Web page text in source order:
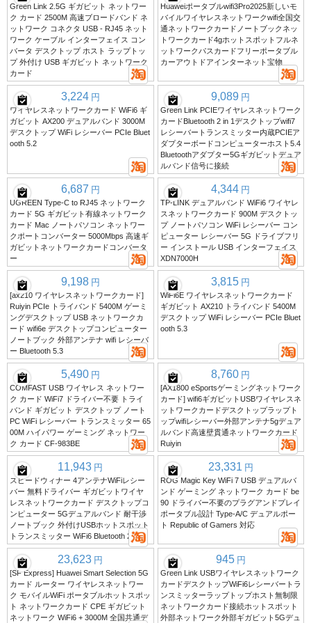
Green Link 2.5G ギガビット ネットワー
ク カード 2500M 高速ブロードバンド ネ
ットワーク コネクタ USB - RJ45 ネット
ワーク ケーブル インターフェイス コン
バータ デスクトップ ホスト ラップトッ
プ 外付け USB ギガビット ネットワーク
カード
Huaweiポータブルwifi3Pro2025新しいモ
バイルワイヤレスネットワークwifi全国交
通ネットワークカードノートブックネッ
トワークカード4gホットスポットフルネ
ットワークパスカードフリーポータブル
カーアウトドアインターネット宝物
3,224 円
ワイヤレスネットワークカード WiFi6 ギ
ガビット AX200 デュアルバンド 3000M
デスクトップ WiFi レシーバー PCIe Bluet
ooth 5.2
9,089 円
Green Link PCIEワイヤレスネットワーク
カードBluetooth 2 in 1デスクトップwifi7
レシーバートランスミッター内蔵PCIEア
ダプターボードコンピューターホスト5.4
Bluetoothアダプター5Gギガビットデュア
ルバンド信号に接続
6,687 円
UGREEN Type-C to RJ45 ネットワーク
カード 5G ギガビット有線ネットワーク
カード Mac ノートパソコン ネットワー
クポートコンバーター 5000Mbps 高速ギ
ガビットネットワークカードコンバータ
ー
4,344 円
TP-LINK デュアルバンド WiFi6 ワイヤレ
スネットワークカード 900M デスクトッ
プ ノートパソコン WiFi レシーバー コン
ピューター レシーバー 5G ドライブフリ
ー インストール USB インターフェイス
XDN7000H
9,198 円
[ax210 ワイヤレスネットワークカード]
Ruiyin PCIe トライバンド 5400M ゲーミ
ングデスクトップ USB ネットワークカ
ード wifi6e デスクトップコンピューター
ノートブック 外部アンテナ wifi レシーバ
ー Bluetooth 5.3
3,815 円
WiFi6E ワイヤレスネットワークカード
ギガビット AX210 トライバンド 5400M
デスクトップ WiFi レシーバー PCIe Bluet
ooth 5.3
5,490 円
COMFAST USB ワイヤレス ネットワー
ク カード WiFi7 ドライバー不要 トライ
バンド ギガビット デスクトップ ノート
PC WiFi レシーバー トランスミッター 65
00M ハイパワー ゲーミング ネットワー
ク カード CF-983BE
8,760 円
[AX1800 eSportsゲーミングネットワーク
カード] wifi6ギガビットUSBワイヤレスネ
ットワークカードデスクトップラップト
ップwifiレシーバー外部アンテナ5gデュア
ルバンド高速壁貫通ネットワークカード
Ruiyin
11,943 円
スピードウィナー 4アンテナWiFiレシー
バー 無料ドライバー ギガビットワイヤ
レスネットワークカード デスクトップコ
ンピューター 5Gデュアルバンド 耐干渉
ノートブック 外付けUSBホットスポット
トランスミッター WiFi6 Bluetooth 2in1
23,331 円
ROG Magic Key WiFi 7 USB デュアルバ
ンド ゲーミング ネットワーク カード be
90 ドライバー不要のプラグアンドプレイ
ポータブル設計 Type-A/C デュアルポー
ト Republic of Gamers 対応
23,623 円
[SF Express] Huawei Smart Selection 5G
カード ルーター ワイヤレスネットワー
ク モバイルWiFi ポータブルホットスポッ
ト ネットワークカード CPE ギガビット
ネットワーク WiFi6 + 3000M 全国共通デ
945 円
Green Link USBワイヤレスネットワーク
カードデスクトップWiFi6レシーバートラ
ンスミッターラップトップホスト無制限
ネットワークカード接続ホットスポット
外部ネットワーク外部ギガビット5Gデュ